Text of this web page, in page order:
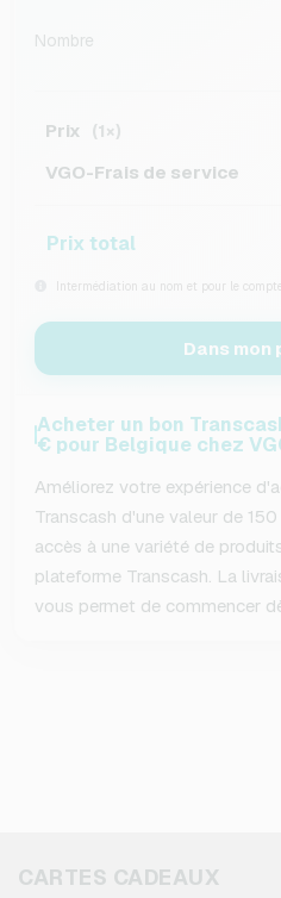
Nombre
Prix (1×)
VGO-Frais de service
Prix total
Intermédiation au nom et pour le
Dans mon
Acheter un bon
€ pour Belgique chez
Améliorez votre expérience
Transcash d'une valeur de
accès à une variété de
plateforme Transcash. La
vous permet de commencer
CARTES CADEAUX